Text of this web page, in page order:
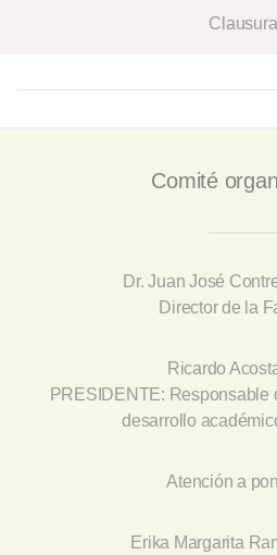
Clausura
Comité
Dr. Juan José
Director de la
Ricardo
PRESIDENTE: Responsable
desarrollo
Atención a
Erika Margarita